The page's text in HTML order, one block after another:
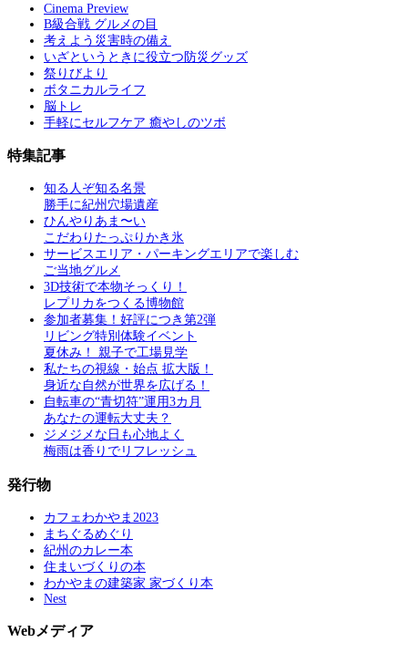
Cinema Preview
B級合戦 グルメの目
考えよう災害時の備え
いざというときに役立つ防災グッズ
祭りびより
ボタニカルライフ
脳トレ
手軽にセルフケア 癒やしのツボ
特集記事
知る人ぞ知る名景
勝手に紀州穴場遺産
ひんやりあま〜い
こだわりたっぷりかき氷
サービスエリア・パーキングエリアで楽しむ
ご当地グルメ
3D技術で本物そっくり！
レプリカをつくる博物館
参加者募集！好評につき第2弾
リビング特別体験イベント
夏休み！ 親子で工場見学
私たちの視線・始点 拡大版！
身近な自然が世界を広げる！
自転車の“青切符”運用3カ月
あなたの運転大丈夫？
ジメジメな日も心地よく
梅雨は香りでリフレッシュ
発行物
カフェわかやま2023
まちぐるめぐり
紀州のカレー本
住まいづくりの本
わかやまの建築家 家づくり本
Nest
Webメディア